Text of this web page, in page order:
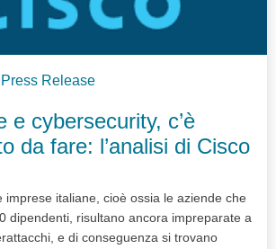
Press Release
e cybersecurity, c’è
da fare: l’analisi di Cisco
imprese italiane, cioè ossia le aziende che
dipendenti, risultano ancora impreparate a
e di conseguenza si trovano